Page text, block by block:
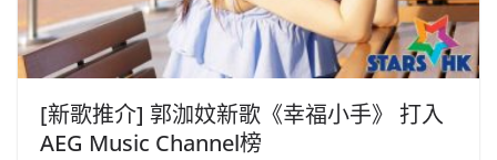
[新歌推介] 郭泇妏新歌《幸福小手》 打入
AEG Music Channel榜